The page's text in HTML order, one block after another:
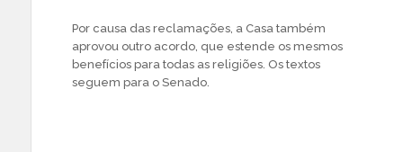
Por causa das reclamações, a Casa também
aprovou outro acordo, que estende os mesmos
benefícios para todas as religiões. Os textos
seguem para o Senado.